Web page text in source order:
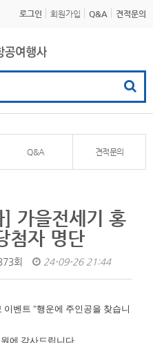
로그인 회원가입 Q&A 견적문의
Q&A 견적문의
] 가을전세기 홍
첨자 명단
회 24-09-26 21:44
이벤트 "행운에 주인공을 찾습니
에 감사드립니다.